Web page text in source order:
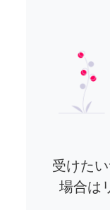
受けた
場合は